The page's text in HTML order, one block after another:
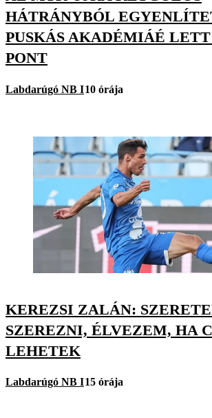
HÁTRÁNYBÓL
PUSKÁS AKADÉMIÁÉ
PONT
Labdarúgó NB I10 órája
KEREZSI ZALÁN:
SZEREZNI, ÉLVEZEM, HA
LEHETEK
Labdarúgó NB I15 órája